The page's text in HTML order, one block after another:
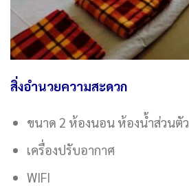
สิ่งอำนวยความสะดวก
ขนาด 2 ห้องนอน ห้องน้ำส่วนตัว
เครื่องปรับอากาศ
WIFI